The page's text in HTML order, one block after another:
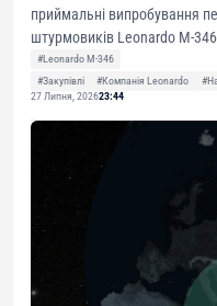
приймальні випробування
штурмовиків Leonardo M-
#Leonardo M-346
#Закупівлі
#Компанія Leonardo
27 Липня, 202623:44